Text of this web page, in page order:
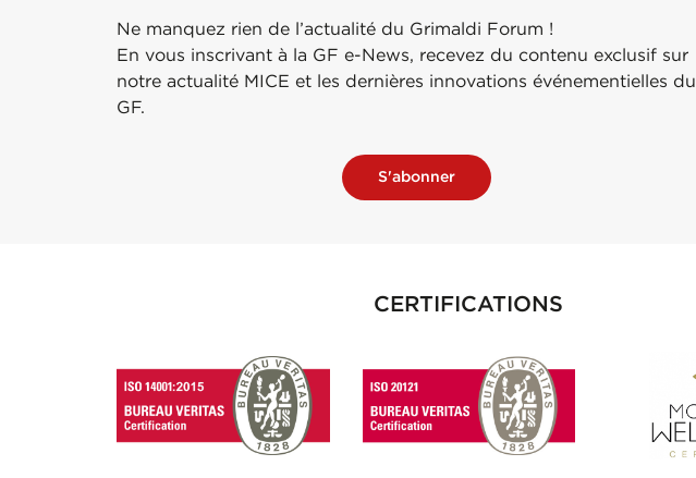
Ne manquez rien de l’actualité du Grimaldi Forum !
En vous inscrivant à la GF e-News, recevez du contenu exclusif sur
notre actualité MICE et les dernières innovations événementielles du
GF.
S'abonner
CERTIFICATIONS